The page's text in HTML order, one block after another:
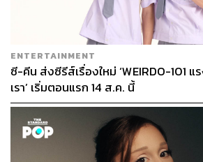
ENTERTAINMENT
ซี-คีน ส่งซีรีส์เรื่องใหม่ ‘WEIRDO-101 แ
เรา’ เริ่มตอนแรก 14 ส.ค. นี้